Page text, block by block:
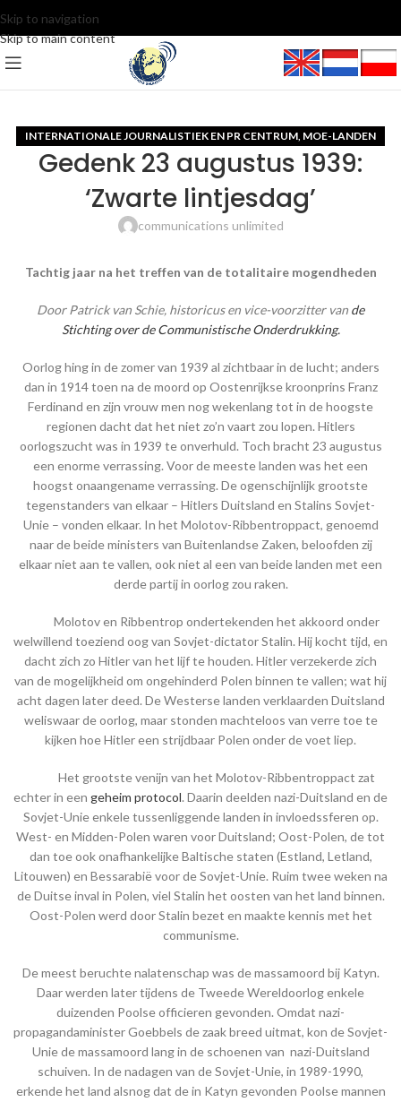
Skip to navigation
Skip to main content
INTERNATIONALE JOURNALISTIEK EN PR CENTRUM MOE-LANDEN
Gedenk 23 augustus 1939:
‘Zwarte lintjesdag’
communications unlimited
Tachtig jaar na het treffen van de totalitaire mogendheden
Door Patrick van Schie, historicus en vice-voorzitter van de
Stichting over de Communistische Onderdrukking.
Oorlog hing in de zomer van 1939 al zichtbaar in de lucht; anders
dan in 1914 toen na de moord op Oostenrijkse kroonprins Franz
Ferdinand en zijn vrouw men nog wekenlang tot in de hoogste
regionen dacht dat het niet zo’n vaart zou lopen. Hitlers
oorlogszucht was in 1939 te onverhuld. Toch bracht 23 augustus
een enorme verrassing. Voor de meeste landen was het een
hoogst onaangename verrassing. De ogenschijnlijk grootste
tegenstanders van elkaar – Hitlers Duitsland en Stalins Sovjet-
Unie – vonden elkaar. In het Molotov-Ribbentroppact, genoemd
naar de beide ministers van Buitenlandse Zaken, beloofden zij
elkaar niet aan te vallen, ook niet al een van beide landen met een
derde partij in oorlog zou raken.
Molotov en Ribbentrop ondertekenden het akkoord onder
welwillend toeziend oog van Sovjet-dictator Stalin. Hij kocht tijd, en
dacht zich zo Hitler van het lijf te houden. Hitler verzekerde zich
van de mogelijkheid om ongehinderd Polen binnen te vallen; wat hij
acht dagen later deed. De Westerse landen verklaarden Duitsland
weliswaar de oorlog, maar stonden machteloos van verre toe te
kijken hoe Hitler een strijdbaar Polen onder de voet liep.
Het grootste venijn van het Molotov-Ribbentroppact zat
echter in een geheim protocol. Daarin deelden nazi-Duitsland en de
Sovjet-Unie enkele tussenliggende landen in invloedssferen op.
West- en Midden-Polen waren voor Duitsland; Oost-Polen, de tot
dan toe ook onafhankelijke Baltische staten (Estland, Letland,
Litouwen) en Bessarabië voor de Sovjet-Unie. Ruim twee weken na
de Duitse inval in Polen, viel Stalin het oosten van het land binnen.
Oost-Polen werd door Stalin bezet en maakte kennis met het
communisme.
De meest beruchte nalatenschap was de massamoord bij Katyn.
Daar werden later tijdens de Tweede Wereldoorlog enkele
duizenden Poolse officieren gevonden. Omdat nazi-
propagandaminister Goebbels de zaak breed uitmat, kon de Sovjet-
Unie de massamoord lang in de schoenen van nazi-Duitsland
schuiven. In de nadagen van de Sovjet-Unie, in 1989-1990,
erkende het land alsnog dat de in Katyn gevonden Poolse mannen